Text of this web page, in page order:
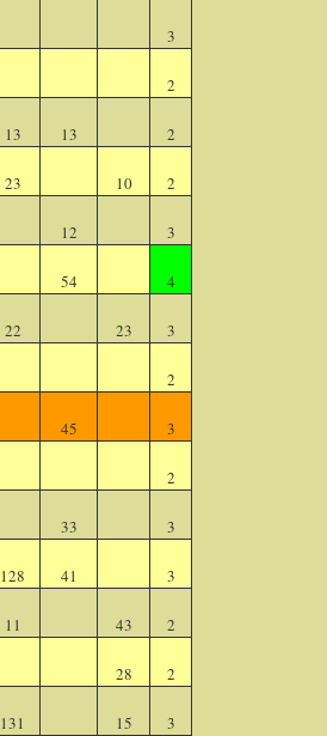
3
2
13 13
2
23 10
2
12
3
54
4
22 23
3
2
45
3
2
33
3
128 41
3
11 43
2
28
2
131 15
3